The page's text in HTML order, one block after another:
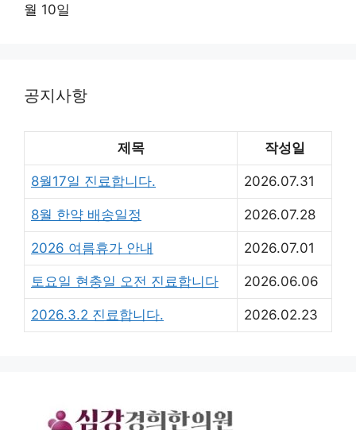
월 10일
공지사항
제목 작성일
8월17일 진료합니다. 2026.07.31
8월 한약 배송일정 2026.07.28
2026 여름휴가 안내 2026.07.01
토요일 현충일 오전 진료합니다 2026.06.06
2026.3.2 진료합니다. 2026.02.23